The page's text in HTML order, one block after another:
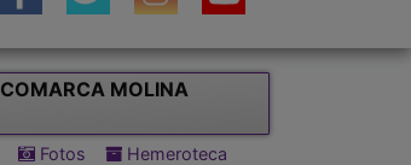
COMARCA MOLINA
Fotos
Hemeroteca